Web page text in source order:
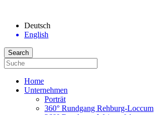
Deutsch
English
Home
Unternehmen
Porträt
360° Rundgang Rehburg-Loccum